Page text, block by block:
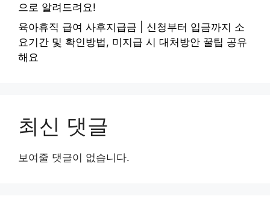
으로 알려드려요!
육아휴직 급여 사후지급금 | 신청부터 입금까지 소
요기간 및 확인방법, 미지급 시 대처방안 꿀팁 공유
해요
최신 댓글
보여줄 댓글이 없습니다.